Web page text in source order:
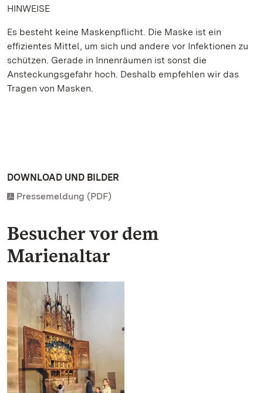
HINWEISE
Es besteht keine Maskenpflicht. Die Maske ist ein
effizientes Mittel, um sich und andere vor Infektionen zu
schützen. Gerade in Innenräumen ist sonst die
Ansteckungsgefahr hoch. Deshalb empfehlen wir das
Tragen von Masken.
DOWNLOAD UND BILDER
Pressemeldung (PDF)
Besucher vor dem
Marienaltar